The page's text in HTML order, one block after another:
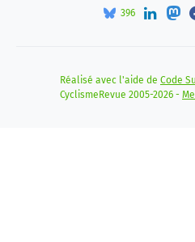
396
Réalisé avec l'aide de Code
CyclismeRevue 2005-2026 -